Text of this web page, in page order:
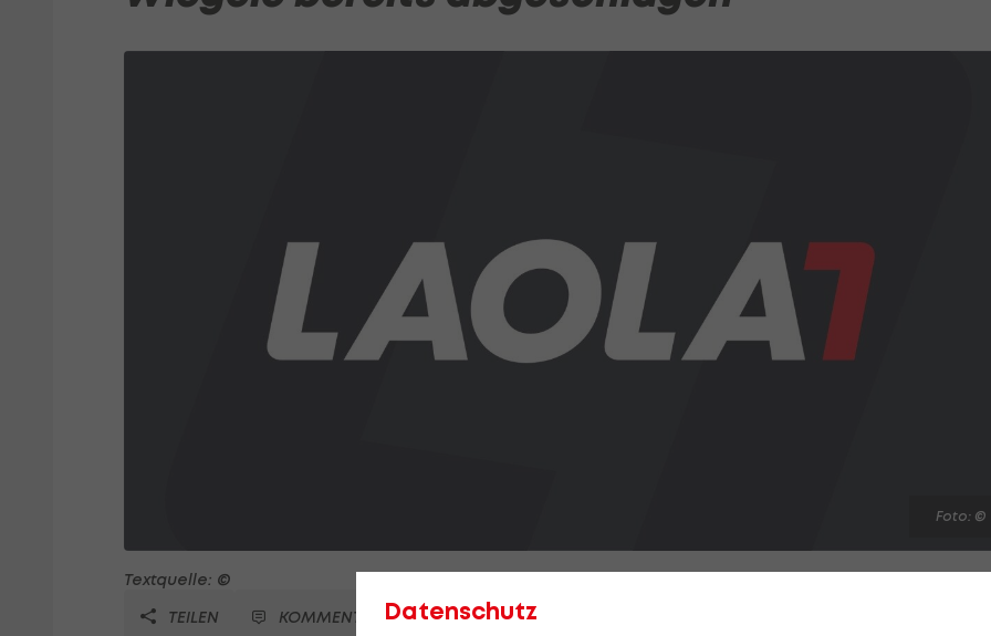
Foto: ©
Textquelle: ©
TEILEN
KOMMENTAREDatenschutz